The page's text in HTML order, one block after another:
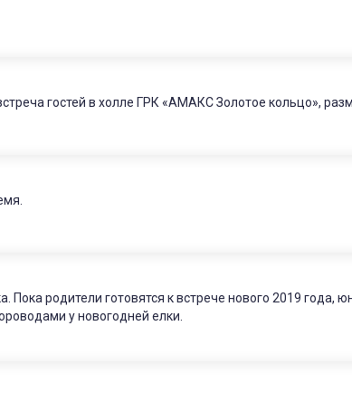
гостей в холле ГРК «АМАКС Золотое кольцо»,
Пока родители готовятся к встрече нового 2019
у новогодней елки.